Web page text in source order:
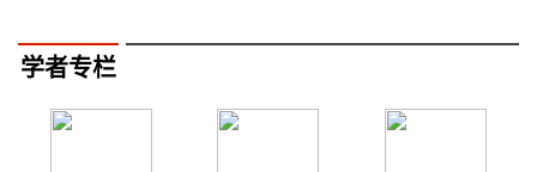
学者专栏